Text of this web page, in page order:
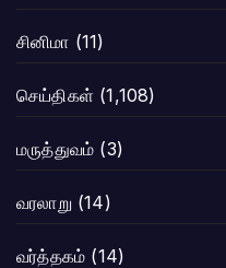
சினிமா (11)
செய்திகள் (1,108)
மருத்துவம் (3)
வரலாறு (14)
வர்த்தகம் (14)